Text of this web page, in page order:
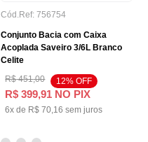
Cód.Ref: 756754
Conjunto Bacia com Caixa
Acoplada Saveiro 3/6L Branco
Celite
R$ 451,00 12% OFF
R$ 399,91 NO PIX
6x de R$ 70,16 sem juros